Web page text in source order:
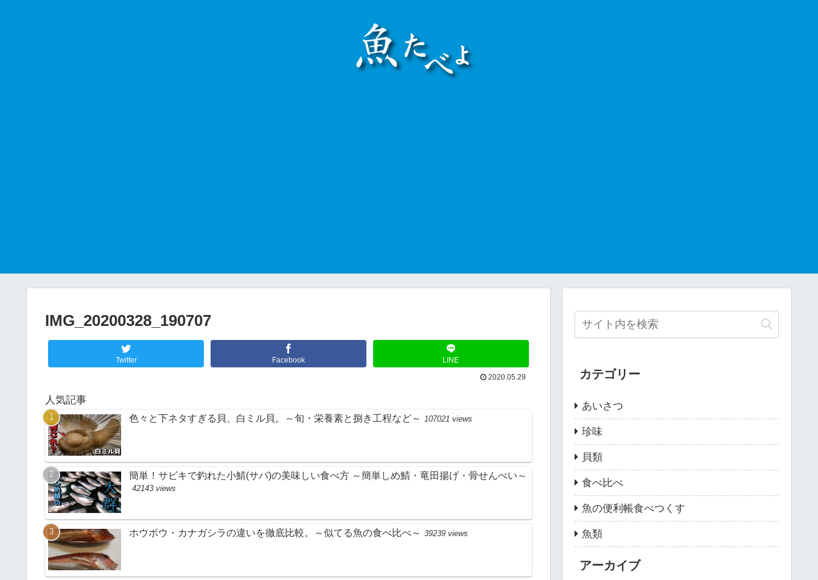
IMG_20200328_190707
Twitter Facebook
LINE
2020.05.29
人気記事
色々と下ネタすぎる貝、白ミル貝。～旬・栄養素と捌き工程など～ 107021 views
簡単！サビキで釣れた小鯖(サバ)の美味しい食べ方 ～簡単しめ鯖・竜田揚げ・骨せんべい～
42143 views
ホウボウ・カナガシラの違いを徹底比較。～似てる魚の食べ比べ～ 39239 views
カテゴリー
あいさつ
珍味
貝類
食べ比べ
魚の便利帳食べつくす
魚類
アーカイブ